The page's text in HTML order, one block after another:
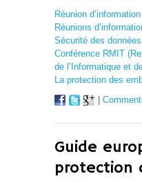
Réunion
Réunions
Sécurité des
Conférence RMIT
de l’Informatique et
La protection des
Guide
protection